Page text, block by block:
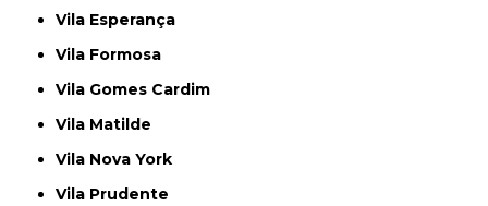
Vila Esperança
Vila Formosa
Vila Gomes Cardim
Vila Matilde
Vila Nova York
Vila Prudente